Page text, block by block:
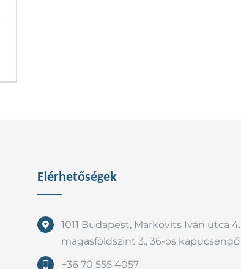
Elérhetőségek
1011 Budapest, Markovits Iván utca 4.
magasföldszint 3., 36-os kapucsengő
+36 70 555 4057